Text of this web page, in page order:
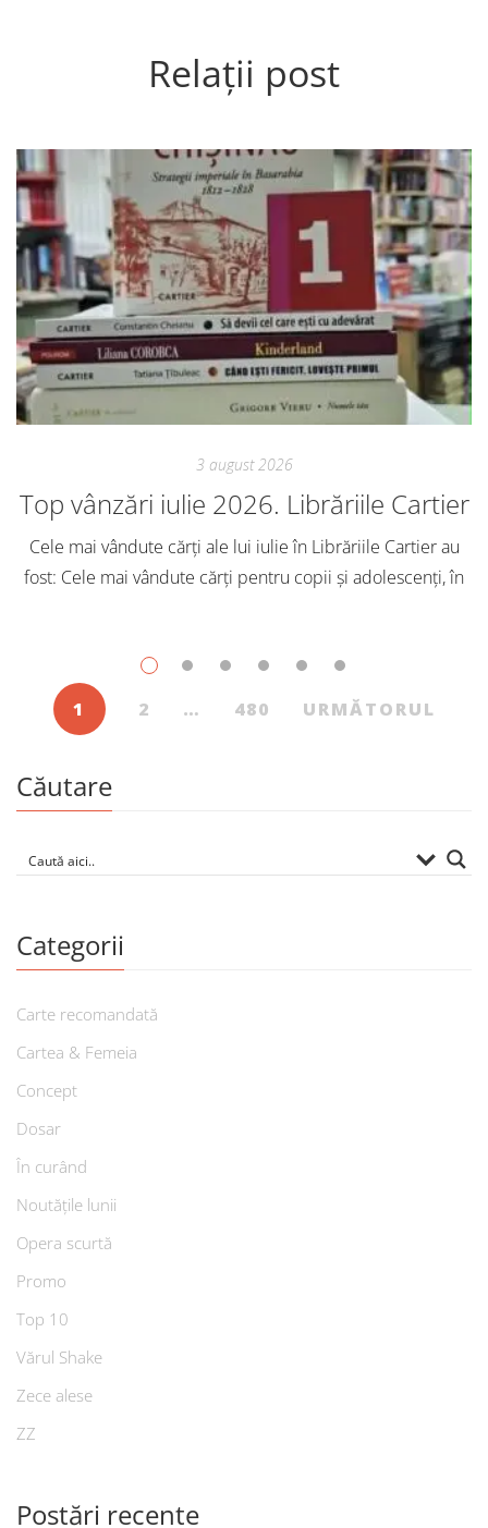
Relații post
3 august 2026
Top vânzări iulie 2026. Librăriile Cartier
Cele mai vândute cărți ale lui iulie în Librăriile Cartier au
fost: Cele mai vândute cărți pentru copii și adolescenți, în
1 2 … 480 URMĂTORUL
Căutare
Categorii
Carte recomandată
Cartea & Femeia
Concept
Dosar
În curând
Noutățile lunii
Opera scurtă
Promo
Top 10
Vărul Shake
Zece alese
ZZ
Postări recente